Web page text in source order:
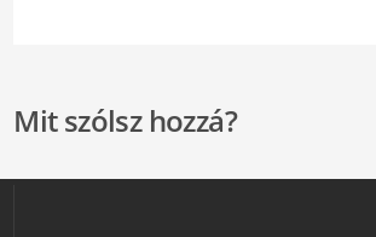
Mit szólsz hozzá?